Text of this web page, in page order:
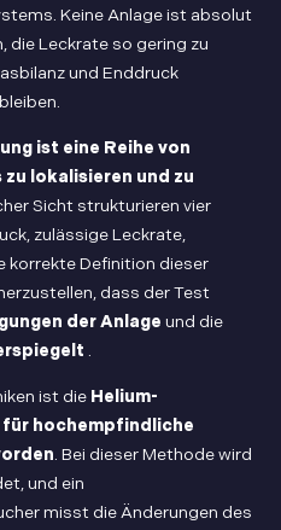
Keine Anlage ist absolut
die Leckrate so gering zu
und Enddruck
ist eine Reihe von
lokalisieren und zu
Sicht strukturieren vier
zulässige Leckrate,
korrekte Definition dieser
dass der Test
der Anlageund die
.
ist die Helium-
hochempfindliche
. Bei dieser Methode wird
und ein
misst die Änderungen des